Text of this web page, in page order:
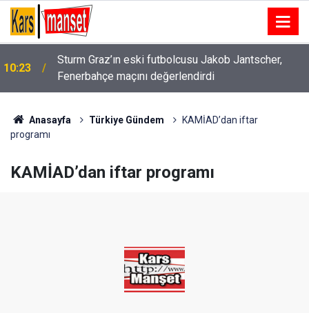
10:22
Polisten kaçarken düşürdüğü telefonu yakayı ele
verdi, ehliyetsiz sürücüye 88 bin TL ceza kesildi
Anasayfa Türkiye Gündem
KAMİAD’dan iftar
programı
KAMİAD’dan iftar programı